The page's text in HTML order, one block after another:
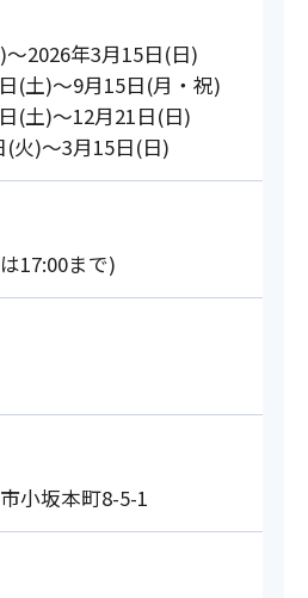
2026年3月15日(日)
(土)～9月15日(月・祝)
(土)～12月21日(日)
火)～3月15日(日)
17:00まで)
小坂本町8-5-1